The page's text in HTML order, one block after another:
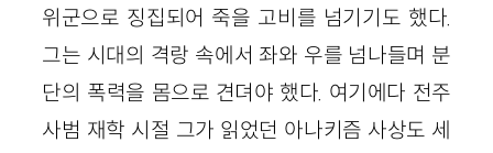
위군으로 징집되어 죽을 고비를 넘기기도 했다.
그는 시대의 격랑 속에서 좌와 우를 넘나들며 분
단의 폭력을 몸으로 견뎌야 했다. 여기에다 전주
사범 재학 시절 그가 읽었던 아나키즘 사상도 세